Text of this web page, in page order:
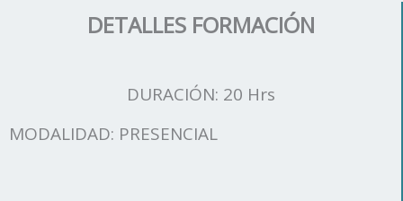
DETALLES FORMACIÓN
DURACIÓN: 20 Hrs
MODALIDAD: PRESENCIAL